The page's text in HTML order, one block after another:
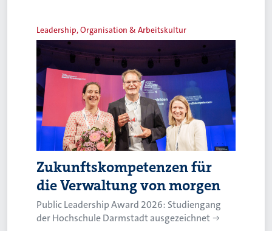
Leadership, Organisation & Arbeitskultur
Zukunftskompetenzen für
die Verwaltung von morgen
Public Leadership Award 2026: Studiengang
der Hochschule Darmstadt ausgezeichnet